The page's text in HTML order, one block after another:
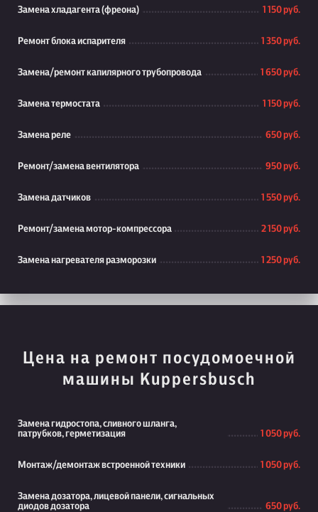
Замена хладагента (фреона) 1 150 руб.
Ремонт блока испарителя 1 350 руб.
Замена/ремонт капилярного трубопровода 1 650 руб.
Замена термостата 1 150 руб.
Замена реле 650 руб.
Ремонт/замена вентилятора 950 руб.
Замена датчиков 1 550 руб.
Ремонт/замена мотор-компрессора 2 150 руб.
Замена нагревателя разморозки 1 250 руб.
Цена на ремонт посудомоечной
машины Kuppersbusch
Замена гидростопа, сливного шланга,
патрубков, герметизация
1 050 руб.
Монтаж/демонтаж встроенной техники 1 050 руб.
Замена дозатора, лицевой панели, сигнальных
диодов дозатора
650 руб.